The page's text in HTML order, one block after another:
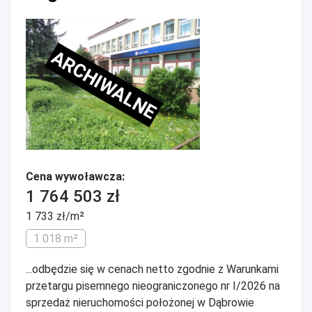
ARCHIWALNE
Cena wywoławcza:
1 764 503 zł
1 733 zł/m²
1 018 m²
...odbędzie się w cenach netto zgodnie z Warunkami
przetargu pisemnego nieograniczonego nr I/2026 na
sprzedaż nieruchomości położonej w Dąbrowie